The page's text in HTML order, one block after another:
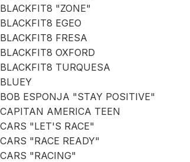
BLACKFIT8 "ZONE"
BLACKFIT8 EGEO
BLACKFIT8 FRESA
BLACKFIT8 OXFORD
BLACKFIT8 TURQUESA
BLUEY
BOB ESPONJA "STAY POSITIVE"
CAPITAN AMERICA TEEN
CARS "LET'S RACE"
CARS "RACE READY"
CARS "RACING"